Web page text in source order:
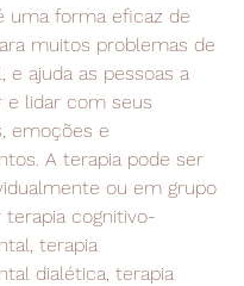
uma forma eficaz de
muitos problemas de
e ajuda as pessoas a
e lidar com seus
emoções e
A terapia pode ser
ou em grupo
terapia cognitivo-
terapia
dialética, terapia